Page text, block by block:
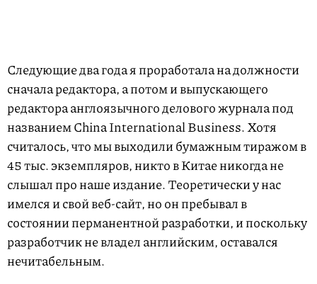
Следующие два года я проработала на должности
сначала редактора, а потом и выпускающего
редактора англоязычного делового журнала под
названием China International Business. Хотя
считалось, что мы выходили бумажным тиражом в
45 тыс. экземпляров, никто в Китае никогда не
слышал про наше издание. Теоретически у нас
имелся и свой веб-сайт, но он пребывал в
состоянии перманентной разработки, и поскольку
разработчик не владел английским, оставался
нечитабельным.